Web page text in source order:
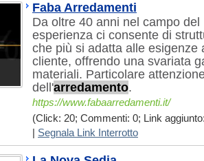
Faba Arredamenti
Da oltre 40 anni nel campo
esperienza ci consente di
che più si adatta alle esigenze
cliente, offrendo una svariata
materiali. Particolare
dell'arredamento.
https://www.fabaarredamenti.it/
(Click: 20; Commenti: 0; Link
Segnala Link Interrotto